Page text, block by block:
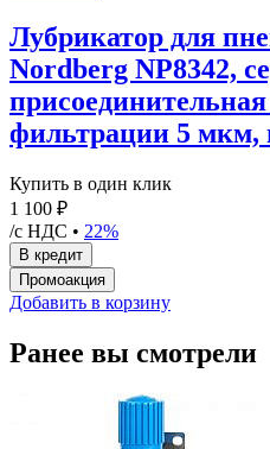
Лубрикатор для
Nordberg NP8342,
фильтрации 5 мкм,
Купить в один клик
1 100 ₽
/с НДС • 22%
Добавить в корзину
Ранее вы смотрели